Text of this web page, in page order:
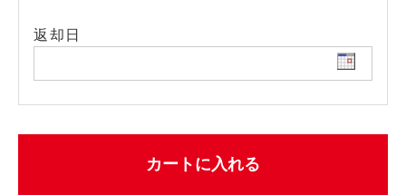
返却日
カートに入れる